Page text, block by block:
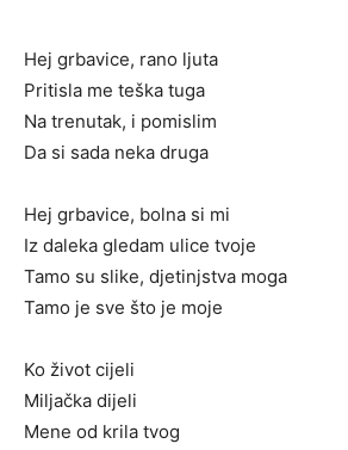
Hej grbavice, rano ljuta
Pritisla me teška tuga
Na trenutak, i pomislim
Da si sada neka druga
Hej grbavice, bolna si mi
Iz daleka gledam ulice tvoje
Tamo su slike, djetinjstva moga
Tamo je sve što je moje
Ko život cijeli
Miljačka dijeli
Mene od krila tvog